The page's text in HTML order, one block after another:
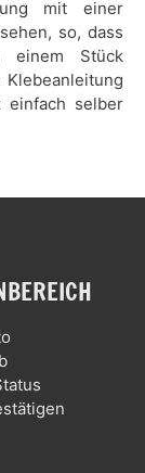
mit einer
so, dass
einem Stück
einfach selber